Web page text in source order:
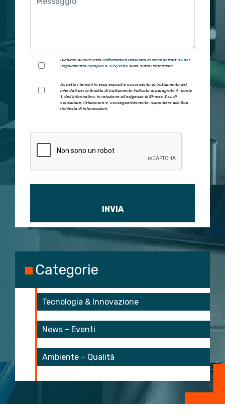
Dichiaro di aver letto l'informativa rilasciata ai sensi dell'art. 13 del
Regolamento europeo n. 679/2016sulla "Data Protection"
Accetto i termini in essa esposti e acconsento al trattamento dei
miei dati per la finalità di trattamento indicata al paragrafo A, punto
1, dell'informativa, in relazione all'esigenza di El-mec S.r.l. di
consultare, l’elaborare e, conseguentemente, rispondere alla Sua
richiesta di informazioni.
Categorie
Tecnologia & Innovazione
News – Eventi
Ambiente – Qualità